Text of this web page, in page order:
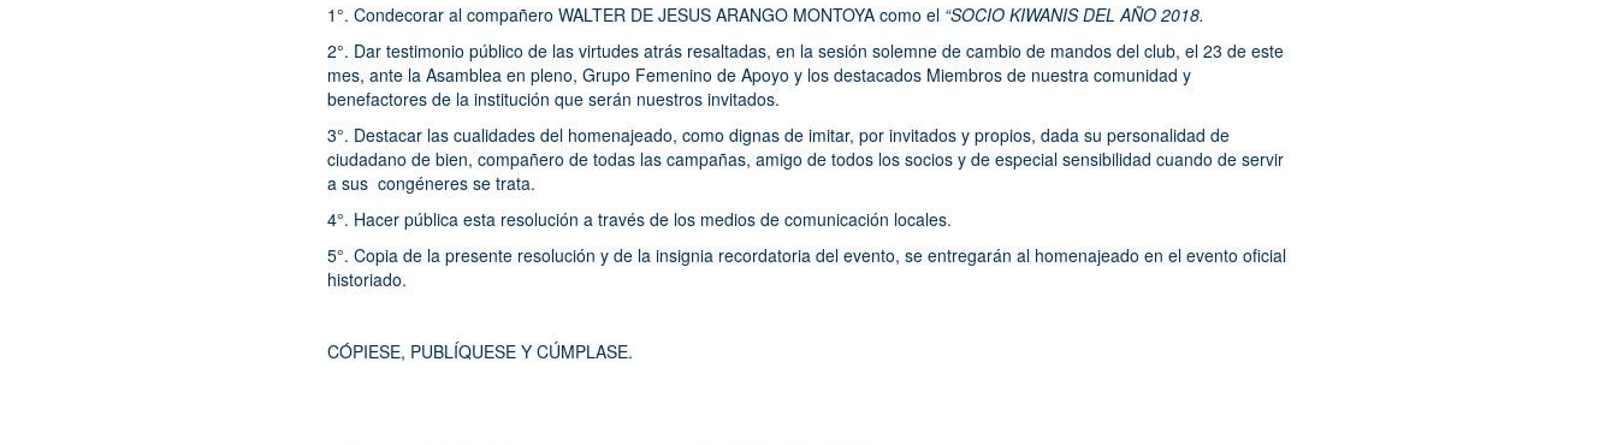
1°. Condecorar al compañero WALTER DE JESUS ARANGO MONTOYA como el “SOCIO KIWANIS DEL AÑO 2018.
2°. Dar testimonio público de las virtudes atrás resaltadas, en la sesión solemne de cambio de mandos del club, el 23 de este
mes, ante la Asamblea en pleno, Grupo Femenino de Apoyo y los destacados Miembros de nuestra comunidad y
benefactores de la institución que serán nuestros invitados.
3°. Destacar las cualidades del homenajeado, como dignas de imitar, por invitados y propios, dada su personalidad de
ciudadano de bien, compañero de todas las campañas, amigo de todos los socios y de especial sensibilidad cuando de servir
a sus congéneres se trata.
4°. Hacer pública esta resolución a través de los medios de comunicación locales.
5°. Copia de la presente resolución y de la insignia recordatoria del evento, se entregarán al homenajeado en el evento oficial
historiado.
CÓPIESE, PUBLÍQUESE Y CÚMPLASE.